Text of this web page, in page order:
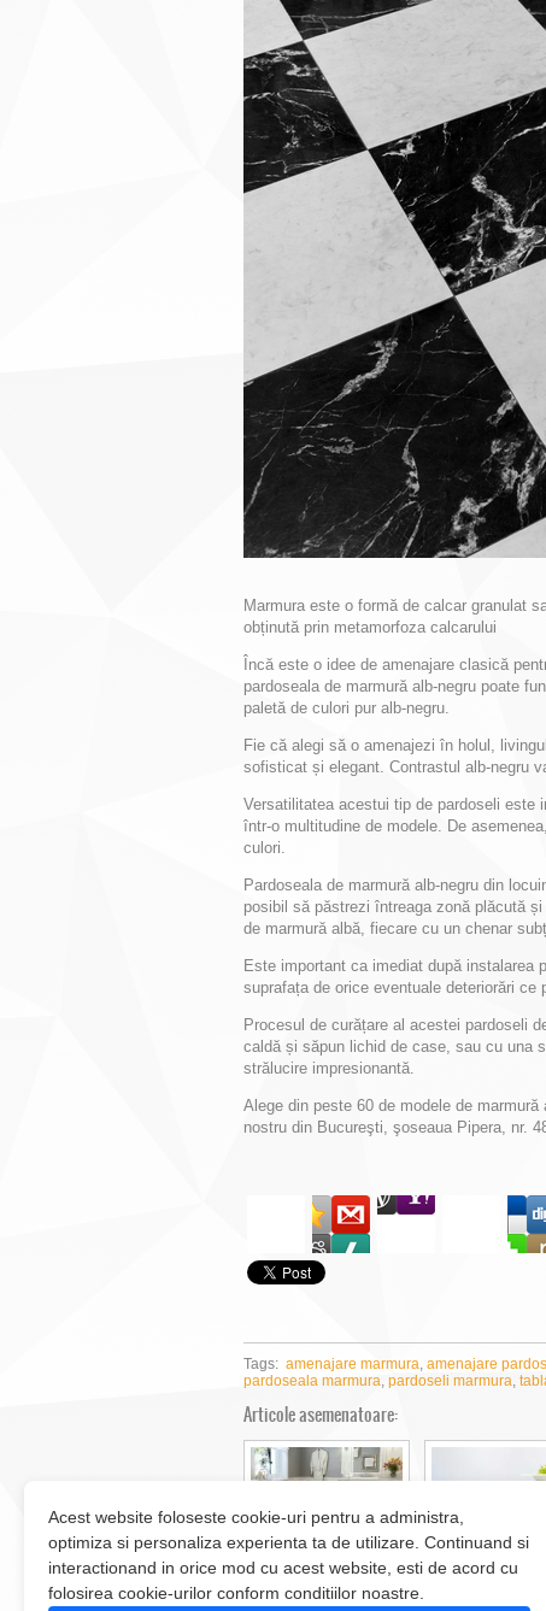
Acest website foloseste cookie-uri pentru a administra,
optimiza si personaliza experienta ta de utilizare. Continuand si
interactionand in orice mod cu acest website, esti de acord cu
folosirea cookie-urilor conform conditiilor noastre.
Marmura este o formă de calcar granulat
obținută prin metamorfoza calcarului
Încă este o idee de amenajare clasică
pardoseala de marmură alb-negru poate
paletă de culori pur alb-negru.
Fie că alegi să o amenajezi în holul,
sofisticat și elegant. Contrastul alb-negru
Versatilitatea acestui tip de pardoseli este
într-o multitudine de modele. De
culori.
Pardoseala de marmură alb-negru din
posibil să păstrezi întreaga zonă plăcută
de marmură albă, fiecare cu un chenar
Este important ca imediat după instalarea
suprafața de orice eventuale deteriorări ce
Procesul de curățare al acestei pardoseli
caldă și săpun lichid de case, sau cu una
strălucire impresionantă.
Alege din peste 60 de modele de marmură
nostru din Bucureşti, şoseaua Pipera, nr.
Tags: amenajare marmura, amenajare
pardoseala marmura, pardoseli marmura,
Articole asemenatoare:
5 avantaje ale placilor
marmura
5 beneficii
sustenabile ale
marmurei